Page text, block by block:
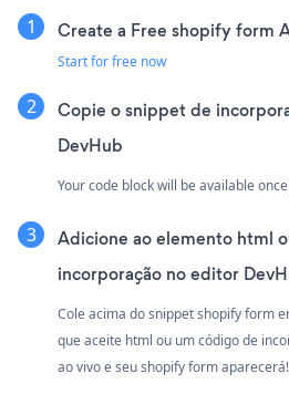
Create a Free shopify form
Start for free now
Copie o snippet de
DevHub
Your code block will be available
Adicione ao elemento html
incorporação no editor
Cole acima do snippet shopify form
que aceite html ou um código de
ao vivo e seu shopify form aparecerá!